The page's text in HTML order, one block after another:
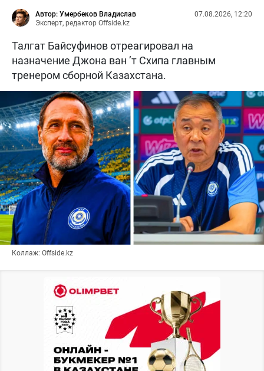
Автор: Умербеков Владислав
Эксперт, редактор Offside.kz
07.08.2026, 12:20
Талгат Байсуфинов отреагировал на
назначение Джона ван ’т Схипа главным
тренером сборной Казахстана.
Коллаж: Offside.kz